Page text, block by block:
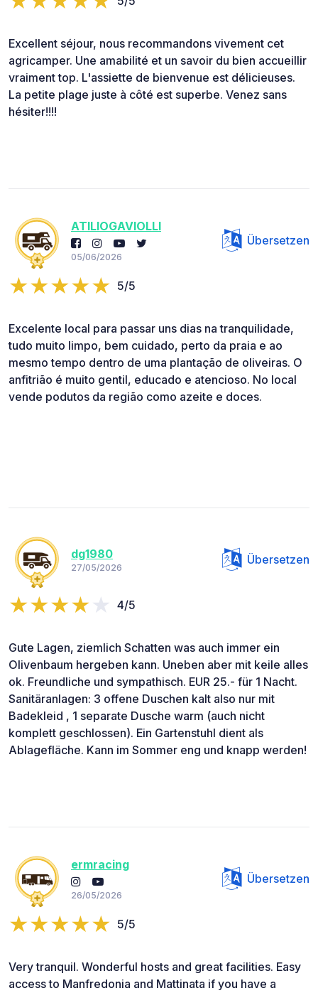
Excellent séjour, nous recommandons vivement cet
agricamper. Une amabilité et un savoir du bien accueillir
vraiment top. L'assiette de bienvenue est délicieuses.
La petite plage juste à côté est superbe. Venez sans
hésiter!!!!
ATILIOGAVIOLLI
05/06/2026
Übersetzen
5/5
Excelente local para passar uns dias na tranquilidade,
tudo muito limpo, bem cuidado, perto da praia e ao
mesmo tempo dentro de uma plantação de oliveiras. O
anfitrião é muito gentil, educado e atencioso. No local
vende podutos da região como azeite e doces.
dg1980
27/05/2026
Übersetzen
4/5
Gute Lagen, ziemlich Schatten was auch immer ein
Olivenbaum hergeben kann. Uneben aber mit keile alles
ok. Freundliche und sympathisch. EUR 25.- für 1 Nacht.
Sanitäranlagen: 3 offene Duschen kalt also nur mit
Badekleid , 1 separate Dusche warm (auch nicht
komplett geschlossen). Ein Gartenstuhl dient als
Ablagefläche. Kann im Sommer eng und knapp werden!
ermracing
26/05/2026
Übersetzen
5/5
Very tranquil. Wonderful hosts and great facilities. Easy
access to Manfredonia and Mattinata if you have a